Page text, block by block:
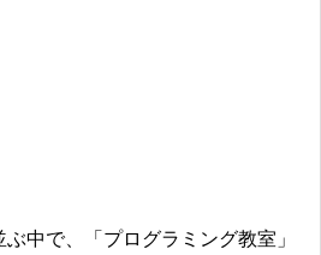
中で、「プログラミング教室」